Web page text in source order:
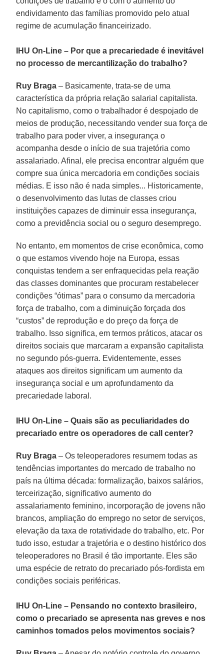
endividamento das famílias promovido pelo atual
regime de acumulação financeirizado.
IHU On-Line – Por que a precariedade é inevitável
no processo de mercantilização do trabalho?
Ruy Braga – Basicamente, trata-se de uma
característica da própria relação salarial capitalista.
No capitalismo, como o trabalhador é despojado de
meios de produção, necessitando vender sua força de
trabalho para poder viver, a insegurança o
acompanha desde o início de sua trajetória como
assalariado. Afinal, ele precisa encontrar alguém que
compre sua única mercadoria em condições sociais
médias. E isso não é nada simples... Historicamente,
o desenvolvimento das lutas de classes criou
instituições capazes de diminuir essa insegurança,
como a previdência social ou o seguro desemprego.
No entanto, em momentos de crise econômica, como
o que estamos vivendo hoje na Europa, essas
conquistas tendem a ser enfraquecidas pela reação
das classes dominantes que procuram restabelecer
condições “ótimas” para o consumo da mercadoria
força de trabalho, com a diminuição forçada dos
“custos” de reprodução e do preço da força de
trabalho. Isso significa, em termos práticos, atacar os
direitos sociais que marcaram a expansão capitalista
no segundo pós-guerra. Evidentemente, esses
ataques aos direitos significam um aumento da
insegurança social e um aprofundamento da
precariedade laboral.
IHU On-Line – Quais são as peculiaridades do
precariado entre os operadores de call center?
Ruy Braga – Os teleoperadores resumem todas as
tendências importantes do mercado de trabalho no
país na última década: formalização, baixos salários,
terceirização, significativo aumento do
assalariamento feminino, incorporação de jovens não
brancos, ampliação do emprego no setor de serviços,
elevação da taxa de rotatividade do trabalho, etc. Por
tudo isso, estudar a trajetória e o destino histórico dos
teleoperadores no Brasil é tão importante. Eles são
uma espécie de retrato do precariado pós-fordista em
condições sociais periféricas.
IHU On-Line – Pensando no contexto brasileiro,
como o precariado se apresenta nas greves e nos
caminhos tomados pelos movimentos sociais?